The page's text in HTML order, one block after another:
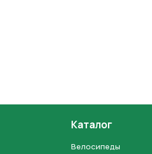
Каталог
Велосипеды